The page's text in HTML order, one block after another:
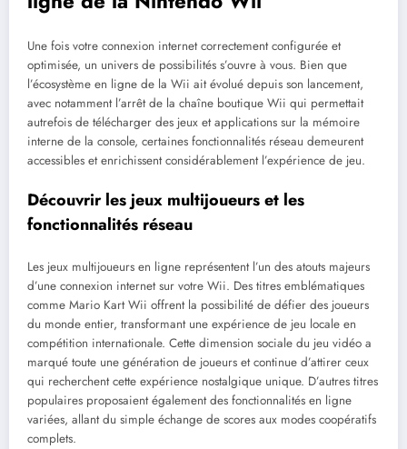
Une fois votre connexion internet correctement configurée et
optimisée, un univers de possibilités s’ouvre à vous. Bien que
l’écosystème en ligne de la Wii ait évolué depuis son lancement,
avec notamment l’arrêt de la chaîne boutique Wii qui permettait
autrefois de télécharger des jeux et applications sur la mémoire
interne de la console, certaines fonctionnalités réseau demeurent
accessibles et enrichissent considérablement l’expérience de jeu.
Découvrir les jeux multijoueurs et les
fonctionnalités réseau
Les jeux multijoueurs en ligne représentent l’un des atouts majeurs
d’une connexion internet sur votre Wii. Des titres emblématiques
comme Mario Kart Wii offrent la possibilité de défier des joueurs
du monde entier, transformant une expérience de jeu locale en
compétition internationale. Cette dimension sociale du jeu vidéo a
marqué toute une génération de joueurs et continue d’attirer ceux
qui recherchent cette expérience nostalgique unique. D’autres titres
populaires proposaient également des fonctionnalités en ligne
variées, allant du simple échange de scores aux modes coopératifs
complets.